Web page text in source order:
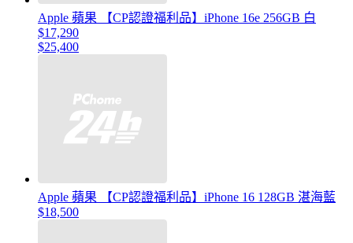
Apple 蘋果 【CP認證福利品】iPhone 16e 256GB 白
$17,290
$25,400
Apple 蘋果 【CP認證福利品】iPhone 16 128GB 湛海藍
$18,500